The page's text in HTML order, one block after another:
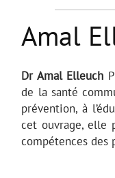
Amal
Dr Amal Elleuch
de la santé
prévention, à
cet ouvrage, elle
compétences des